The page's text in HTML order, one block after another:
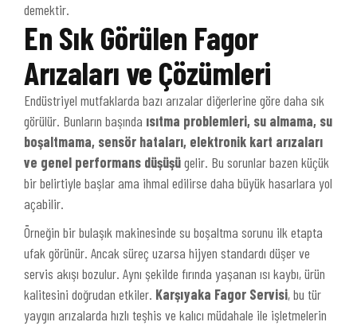
demektir.
En Sık Görülen Fagor
Arızaları ve Çözümleri
Endüstriyel mutfaklarda bazı arızalar diğerlerine göre daha sık
görülür. Bunların başında ısıtma problemleri, su almama, su
boşaltmama, sensör hataları, elektronik kart arızaları
ve genel performans düşüşügelir. Bu sorunlar bazen küçük
bir belirtiyle başlar ama ihmal edilirse daha büyük hasarlara yol
açabilir.
Örneğin bir bulaşık makinesinde su boşaltma sorunu ilk etapta
ufak görünür. Ancak süreç uzarsa hijyen standardı düşer ve
servis akışı bozulur. Aynı şekilde fırında yaşanan ısı kaybı, ürün
kalitesini doğrudan etkiler. Karşıyaka Fagor Servisi, bu tür
yaygın arızalarda hızlı teşhis ve kalıcı müdahale ile işletmelerin